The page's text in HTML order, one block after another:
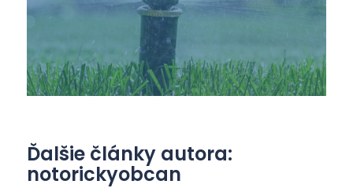
Ďalšie články autora:
notorickyobcan